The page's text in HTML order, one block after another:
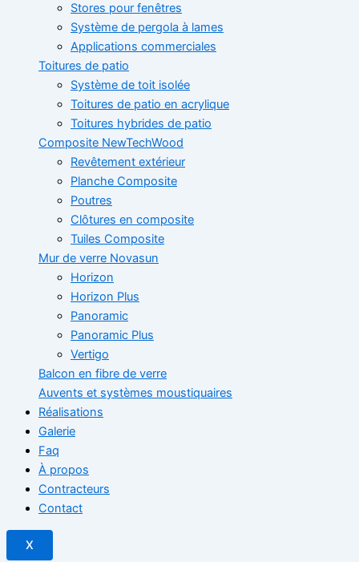
Stores pour fenêtres
Système de pergola à lames
Applications commerciales
Toitures de patio
Système de toit isolée
Toitures de patio en acrylique
Toitures hybrides de patio
Composite NewTechWood
Revêtement extérieur
Planche Composite
Poutres
Clôtures en composite
Tuiles Composite
Mur de verre Novasun
Horizon
Horizon Plus
Panoramic
Panoramic Plus
Vertigo
Balcon en fibre de verre
Auvents et systèmes moustiquaires
Réalisations
Galerie
Faq
À propos
Contracteurs
Contact
X